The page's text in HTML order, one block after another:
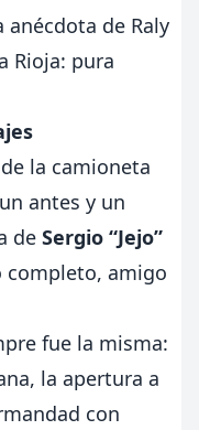
anécdota de Raly
Rioja: pura
la camioneta
antes y un
de Sergio “Jejo”
completo, amigo
fue la misma:
la apertura a
con